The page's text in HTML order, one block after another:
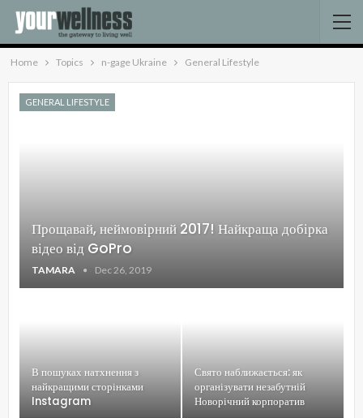
Home Topics n-gage Ukraine General Lifestyle
GENERAL LIFESTYLE
Прощавай, неймовірний 2017! Найкраща добірка
відео від GoPro
TAMARA Dec 26, 2019
В пошуках натхнення з
найкращими сторінками
Instagram
Свято наближається: як
організувати незабутній
Новорічний корпоратив